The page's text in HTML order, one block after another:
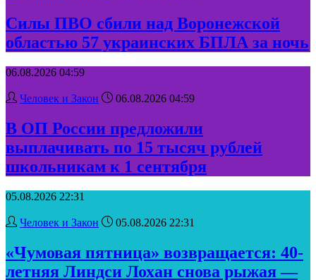
Силы ПВО сбили над Воронежской
областью 57 украинских БПЛА за ночь
06.08.2026 04:59
Человек и Закон 06.08.2026 04:59
В ОП России предложили
выплачивать по 15 тысяч рублей
школьникам к 1 сентября
05.08.2026 22:31
Человек и Закон 05.08.2026 22:31
«Чумовая пятница» возвращается: 40-
летняя Линдси Лохан снова рыжая —